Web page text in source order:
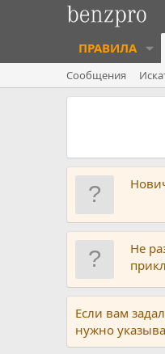
ПРАВИЛА
Сообщения
Не
Если вам
нужно